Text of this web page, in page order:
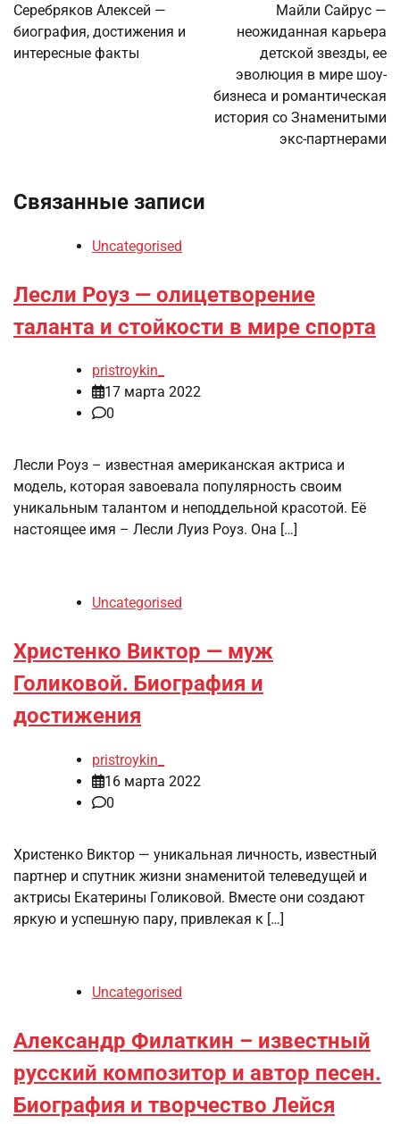
записям
Серебряков Алексей —
биография, достижения и
интересные факты
Майли Сайрус —
неожиданная карьера
детской звезды, ее
эволюция в мире шоу-
бизнеса и романтическая
история со Знаменитыми
экс-партнерами
Связанные записи
Uncategorised
Лесли Роуз — олицетворение
таланта и стойкости в мире спорта
pristroykin_
17 марта 2022
0
Лесли Роуз – известная американская актриса и
модель, которая завоевала популярность своим
уникальным талантом и неподдельной красотой. Её
настоящее имя – Лесли Луиз Роуз. Она […]
Uncategorised
Христенко Виктор — муж
Голиковой. Биография и
достижения
pristroykin_
16 марта 2022
0
Христенко Виктор — уникальная личность, известный
партнер и спутник жизни знаменитой телеведущей и
актрисы Екатерины Голиковой. Вместе они создают
яркую и успешную пару, привлекая к […]
Uncategorised
Александр Филаткин – известный
русский композитор и автор песен.
Биография и творчество Лейся